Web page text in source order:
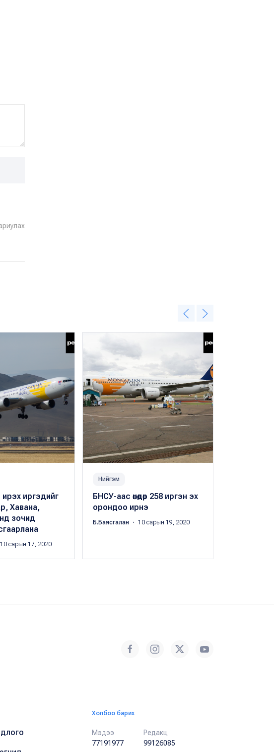
ирэх иргэдийг
Хавана,
зочид
10 сарын 17, 2020
Нийгэм
БНСУ-аас өнөөдөр 258 иргэн эх
орондоо ирнэ
Б.Баясгалан ・ 10 сарын 19, 2020
Холбоо барих
Мэдээ
77191977
Редакц
99126085